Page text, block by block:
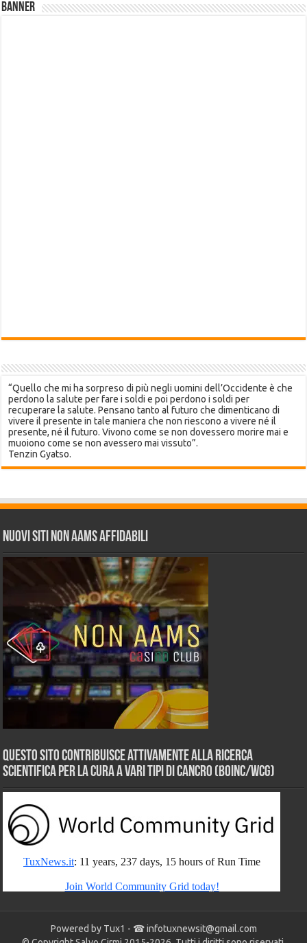
Banner
“Quello che mi ha sorpreso di più negli uomini dell’Occidente è che
perdono la salute per fare i soldi e poi perdono i soldi per
recuperare la salute. Pensano tanto al futuro che dimenticano di
vivere il presente in tale maniera che non riescono a vivere né il
presente, né il futuro. Vivono come se non dovessero morire mai e
muoiono come se non avessero mai vissuto”.
Tenzin Gyatso.
Nuovi siti non AAMS affidabili
Questo sito contribuisce attivamente alla ricerca
scientifica per la cura a vari tipi di Cancro (BOINC/WCG)
Powered by Tux1 - ☎infotuxnewsit@gmail.com